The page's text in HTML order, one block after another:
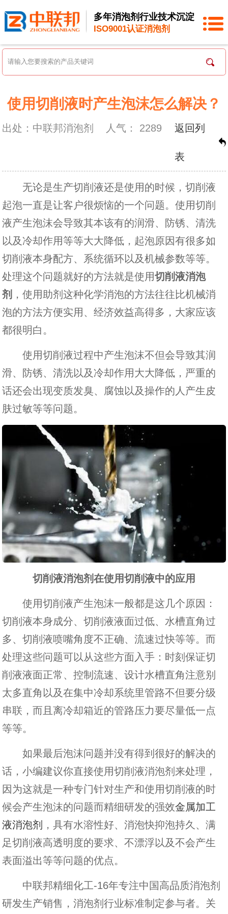
多年消泡剂行业技术沉淀
ISO9001认证消泡剂
使用切削液时产生泡沫怎么解决？
出处：中联邦消泡剂 人气： 2289 返回列
表
无论是生产切削液还是使用的时候，切削液
起泡一直是让客户很烦恼的一个问题。使用切削
液产生泡沫会导致其本该有的润滑、防锈、清洗
以及冷却作用等等大大降低，起泡原因有很多如
切削液本身配方、系统循环以及机械参数等等。
处理这个问题就好的方法就是使用切削液消泡
剂 ，使用助剂这种化学消泡的方法往往比机械消
泡的方法方便实用、经济效益高得多，大家应该
都很明白。
使用切削液过程中产生泡沫不但会导致其润
滑、防锈、清洗以及冷却作用大大降低，严重的
话还会出现变质发臭、腐蚀以及操作的人产生皮
肤过敏等等问题。
切削液消泡剂在使用切削液中的应用
使用切削液产生泡沫一般都是这几个原因：
切削液本身成分、切削液液面过低、水槽直角过
多、切削液喷嘴角度不正确、流速过快等等。而
处理这些问题可以从这些方面入手：时刻保证切
削液液面正常、控制流速、设计水槽直角注意别
太多直角以及在集中冷却系统里管路不但要分级
串联，而且离冷却箱近的管路压力要尽量低一点
等等。
如果最后泡沫问题并没有得到很好的解决的
话，小编建议你直接使用切削液消泡剂来处理，
因为这就是一种专门针对生产和使用切削液的时
候会产生泡沫的问题而精细研发的强效金属加工
液消泡剂
，具有水溶性好、消泡快抑泡持久、满
足切削液高透明度的要求、不漂浮以及不会产生
表面溢出等等问题的优点。
中联邦精细化工-16年专注中国高品质消泡剂
研发生产销售，消泡剂行业标准制定参与者。关